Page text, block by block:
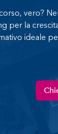
vero?
per la
ideale